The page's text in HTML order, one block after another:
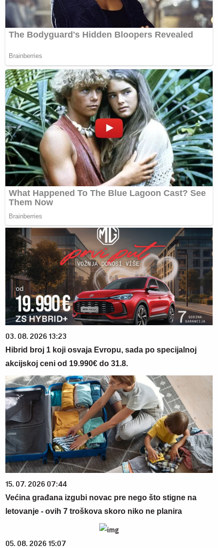
03. 08. 2026 13:23
Hibrid broj 1 koji osvaja Evropu, sada po specijalnoj
akcijskoj ceni od 19.990€ do 31.8.
15. 07. 2026 07:44
Većina građana izgubi novac pre nego što stigne na
letovanje - ovih 7 troškova skoro niko ne planira
05. 08. 2026 15:07